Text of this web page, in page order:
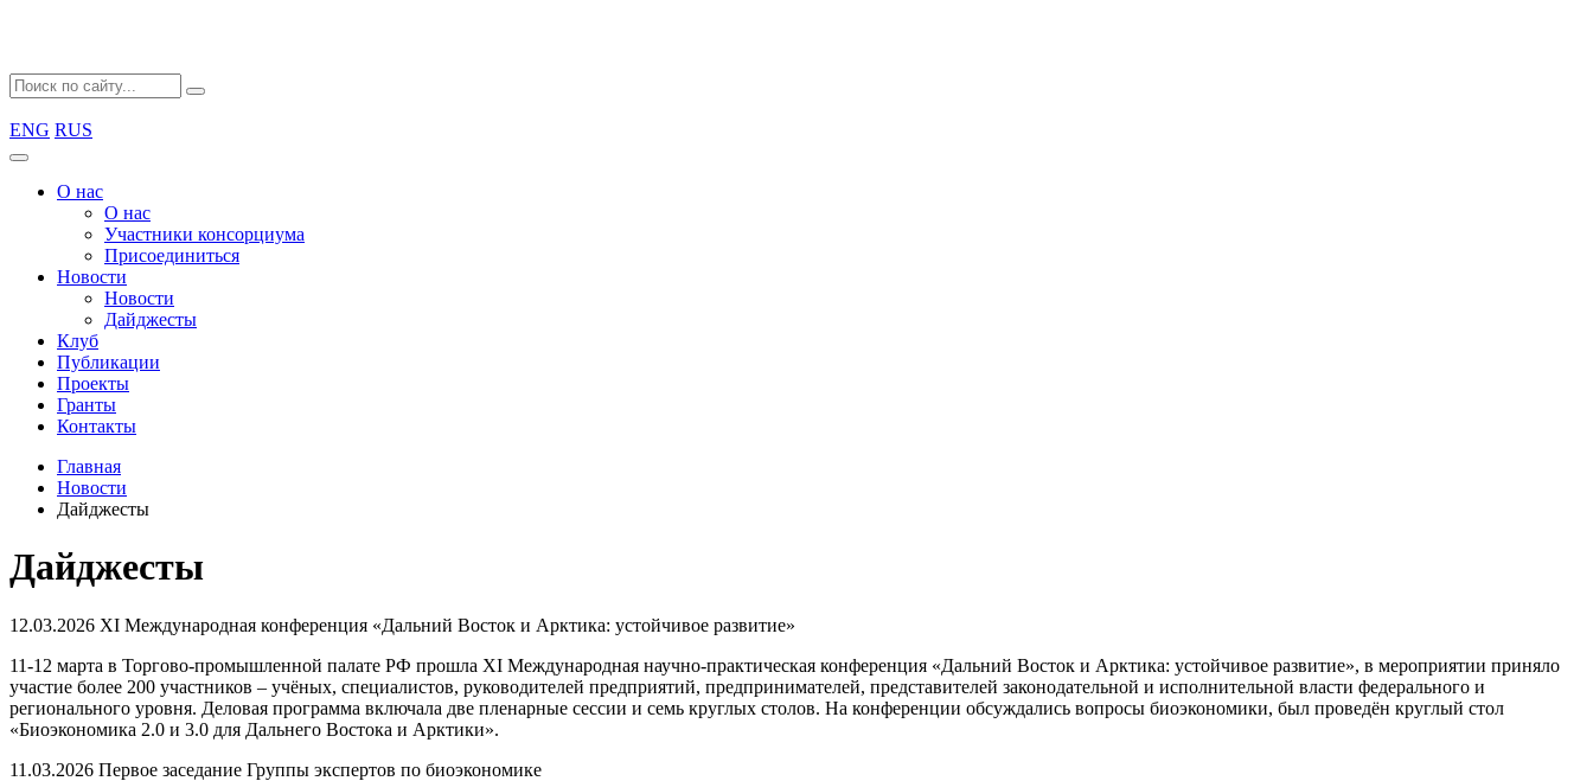
ENG RUS
О нас
О нас
Участники консорциума
Присоединиться
Новости
Новости
Дайджесты
Клуб
Публикации
Проекты
Гранты
Контакты
Главная
Новости
Дайджесты
Дайджесты
12.03.2026 XI Международная конференция «Дальний Восток и Арктика: устойчивое развитие»
11-12 марта в Торгово-промышленной палате РФ прошла XI Международная научно-практическая конференция «Дальний Восток и Арктика: устойчивое развитие», в мероприятии приняло
участие более 200 участников – учёных, специалистов, руководителей предприятий, предпринимателей, представителей законодательной и исполнительной власти федерального и
регионального уровня. Деловая программа включала две пленарные сессии и семь круглых столов. На конференции обсуждались вопросы биоэкономики, был проведён круглый стол
«Биоэкономика 2.0 и 3.0 для Дальнего Востока и Арктики».
11.03.2026 Первое заседание Группы экспертов по биоэкономике